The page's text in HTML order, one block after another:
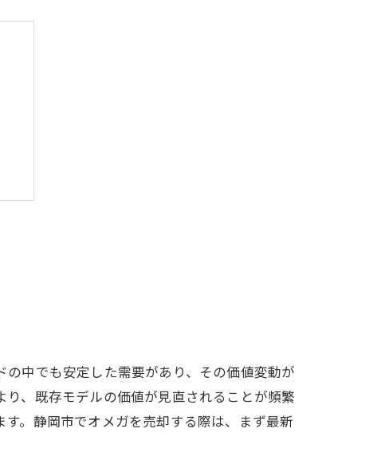
中でも安定した需要があり、その価値変動が
、既存モデルの価値が見直されることが頻繁
。静岡市でオメガを売却する際は、まず最新